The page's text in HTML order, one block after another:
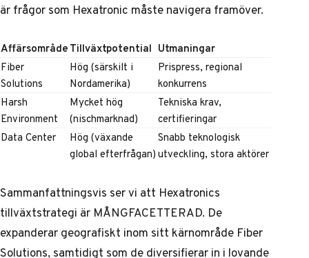
är frågor som Hexatronic måste navigera framöver.
AffärsområdeTillväxtpotential Utmaningar
Fiber
Solutions
Hög (särskilt i
Nordamerika)
Prispress, regional
konkurrens
Harsh
Environment
Mycket hög
(nischmarknad)
Tekniska krav,
certifieringar
Data Center
Hög (växande
global efterfrågan)
Snabb teknologisk
utveckling, stora aktörer
Sammanfattningsvis ser vi att Hexatronics
tillväxtstrategi är MÅNGFACETTERAD. De
expanderar geografiskt inom sitt kärnområde Fiber
Solutions, samtidigt som de diversifierar in i lovande